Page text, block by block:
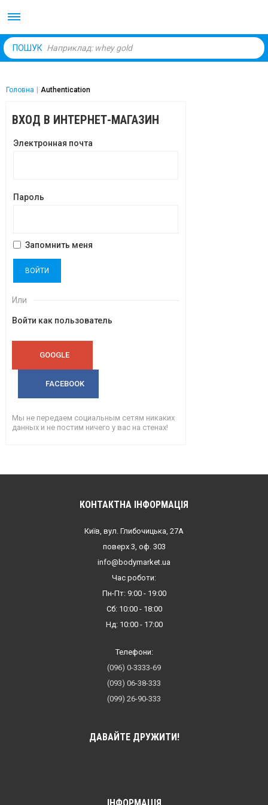
ПОШУК
Головна Authentication
ВХОД В ИНТЕРНЕТ-МАГАЗИН
Электронная почта
Пароль
Запомнить меня
ВОЙТИ
Или
Войти как пользователь
GOOGLE
FACEBOOK
Мы не передаем социальным сетям никаких
данных и не постим ничего у вас на стенах!
КОНТАКТНА ІНФОРМАЦІЯ
Київ, вул. Глибочицька, 27А
поверх 3, оф. 303
info@bodymarket.ua
Час роботи:
Пн-Пт: 9:00 - 19:00
Сб: 10:00 - 18:00
Нд: 10:00 - 17:00
Телефони:
(096) 0-3333-69
(093) 06-38-333
(099) 26-90-333
ДАВАЙТЕ ДРУЖИТИ!